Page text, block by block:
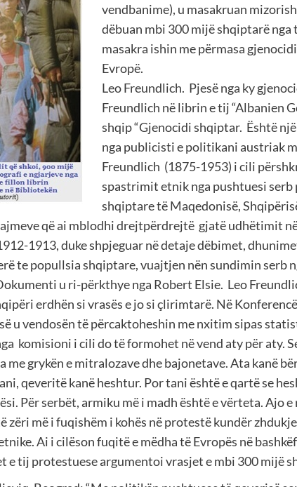
vendbanime), u masakruan
dëbuan mbi 300 mijë shqiptarë nga
masakra ishin me përmasa
Evropë.
Leo Freundlich. Pjesë nga ky
Freundlich në librin e tij “Albanien
shqip “Gjenocidi shqiptar. Është
nga publicisti e politikani austriak
Freundlich (1875-1953) i cili
spastrimit etnik nga pushtuesi
shqiptare të Maqedonisë,
që ai mblodhi drejtpërdrejtë gjatë udhëtimit
1913, duke shpjeguar në detaje dëbimet,
te popullsia shqiptare, vuajtjen nën sundimin serb
u ri-përkthye nga Robert Elsie. Leo
erdhën si vrasës e jo si çlirimtarë. Në
u vendosën të përcaktoheshin me nxitim sipas
komisioni i cili do të formohet në vend aty për aty.
grykën e mitralozave dhe bajonetave. Ata kanë
qeveritë kanë heshtur. Por tani është e qartë se
Për serbët, armiku më i madh është e vërteta. Ajo
zëri më i fuqishëm i kohës në protestë kundër
Ai i cilëson fuqitë e mëdha të Evropës në
e tij protestuese argumentoi vrasjet e mbi 300 mijë